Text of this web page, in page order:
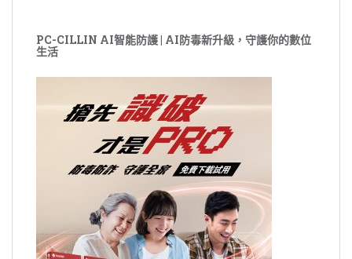
PC-CILLIN AI智能防護 | AI防毒新升級，守護你的數位
生活